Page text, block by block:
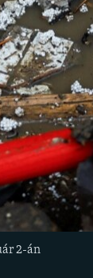
2-án